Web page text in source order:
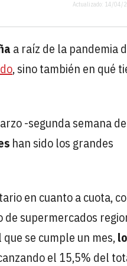
Actualizado: 14/04/
a raíz de la pandemia
, sino también en qué
-segunda semana
han sido los grandes
en cuanto a cuota,
supermercados
se cumple un mes,
el 15,5% del